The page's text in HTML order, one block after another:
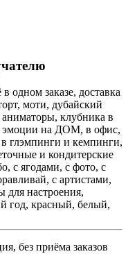
одном заказе, доставка
моти, дубайский
клубника в
эмоции на ДОМ, в офис,
в глэмпинги и кемпинги,
и кондитерские
с ягодами, с фото, с
с артистами,
для настроения,
год, красный, белый,
без приёма заказов